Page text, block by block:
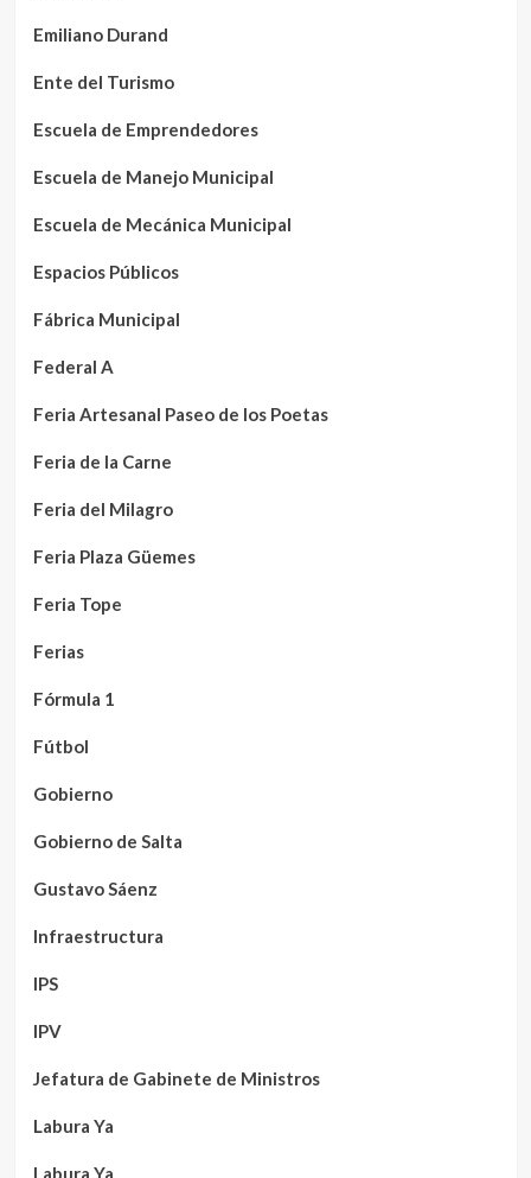
Emiliano Durand
Ente del Turismo
Escuela de Emprendedores
Escuela de Manejo Municipal
Escuela de Mecánica Municipal
Espacios Públicos
Fábrica Municipal
Federal A
Feria Artesanal Paseo de los Poetas
Feria de la Carne
Feria del Milagro
Feria Plaza Güemes
Feria Tope
Ferias
Fórmula 1
Fútbol
Gobierno
Gobierno de Salta
Gustavo Sáenz
Infraestructura
IPS
IPV
Jefatura de Gabinete de Ministros
Labura Ya
Labura Ya